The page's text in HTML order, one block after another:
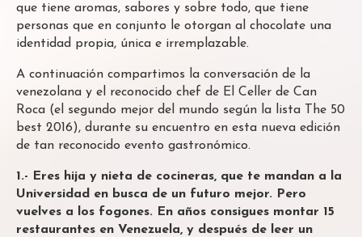
que tiene aromas, sabores y sobre todo, que tiene
personas que en conjunto le otorgan al chocolate una
identidad propia, única e irremplazable.
A continuación compartimos la conversación de la
venezolana y el reconocido chef de El Celler de Can
Roca (el segundo mejor del mundo según la lista The 50
best 2016), durante su encuentro en esta nueva edición
de tan reconocido evento gastronómico.
1.- Eres hija y nieta de cocineras, que te mandan a la
Universidad en busca de un futuro mejor. Pero
vuelves a los fogones. En años consigues montar 15
restaurantes en Venezuela, y después de leer un